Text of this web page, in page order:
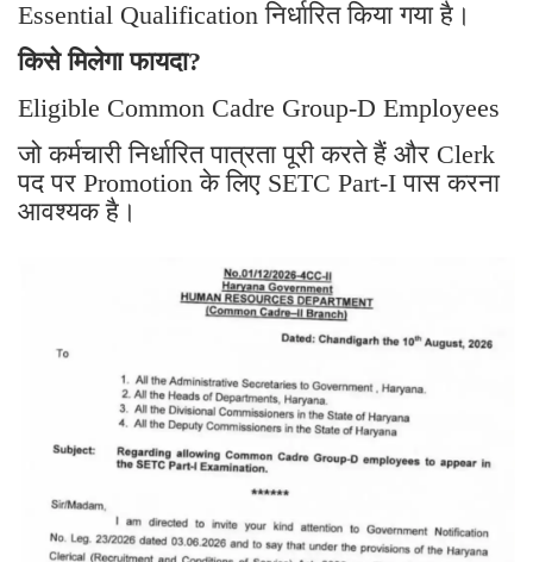
Essential Qualification निर्धारित किया गया है।
किसे मिलेगा फायदा?
Eligible Common Cadre Group-D Employees
जो कर्मचारी निर्धारित पात्रता पूरी करते हैं और Clerk
पद पर Promotion के लिए SETC Part-I पास करना
आवश्यक है।